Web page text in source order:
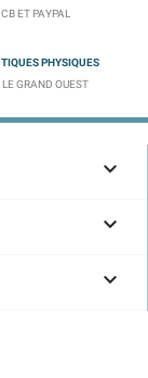
ET PAYPAL
PHYSIQUES
GRAND OUEST


